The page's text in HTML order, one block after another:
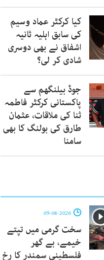
کیا کرکٹر عماد وسیم
کی سابق اہلیہ ثانیہ
اشفاق نے بھی دوسری
شادی کر لی؟
جوڈ بیلنگھم سے
پاکستانی کرکٹر فاطمہ
ثنا کی ملاقات، عثمان
طارق کی بولنگ کا بھی
سامنا
سخت گرمی میں تپتے
خیمے، بے گھر
فلسطینی سمندر کا رخ